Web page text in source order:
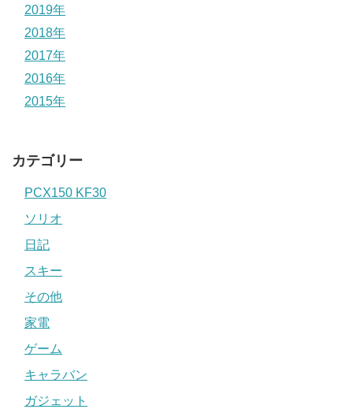
2019年
2018年
2017年
2016年
2015年
カテゴリー
PCX150 KF30
ソリオ
日記
スキー
その他
家電
ゲーム
キャラバン
ガジェット